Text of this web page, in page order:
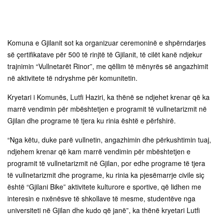
Komuna e Gjilanit sot ka organizuar ceremoninë e shpërndarjes
së çertifikatave për 500 të rinjtë të Gjilanit, të cilët kanë ndjekur
trajnimin “Vullnetarët Rinor”, me qëllim të mënyrës së angazhimit
në aktivitete të ndryshme për komunitetin.
Kryetari i Komunës, Lutfi Haziri, ka thënë se ndjehet krenar që ka
marrë vendimin për mbështetjen e programit të vullnetarizmit në
Gjilan dhe programe të tjera ku rinia është e përfshirë.
“Nga këtu, duke parë vullnetin, angazhimin dhe përkushtimin tuaj,
ndjehem krenar që kam marrë vendimin për mbështetjen e
programit të vullnetarizmit në Gjilan, por edhe programe të tjera
të vullnetarizmit dhe programe, ku rinia ka pjesëmarrje civile siç
është “Gjilani Bike” aktivitete kulturore e sportive, që lidhen me
interesin e nxënësve të shkollave të mesme, studentëve nga
universiteti në Gjilan dhe kudo që janë”, ka thënë kryetari Lutfi